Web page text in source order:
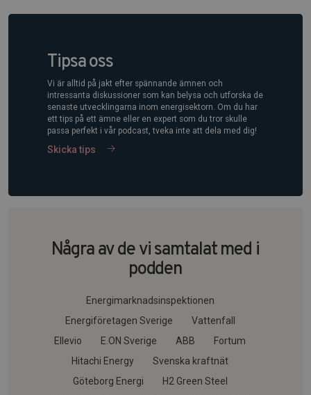
Tipsa oss
Vi är alltid på jakt efter spännande ämnen och
intressanta diskussioner som kan belysa och utforska de
senaste utvecklingarna inom energisektorn. Om du har
ett tips på ett ämne eller en expert som du tror skulle
passa perfekt i vår podcast, tveka inte att dela med dig!
Skicka tips
Några av de vi samtalat med i
podden
Energimarknadsinspektionen
Energiföretagen Sverige
Vattenfall
Ellevio
E.ON Sverige ABB
Fortum
Hitachi Energy
Svenska kraftnät
Göteborg Energi
H2 Green Steel